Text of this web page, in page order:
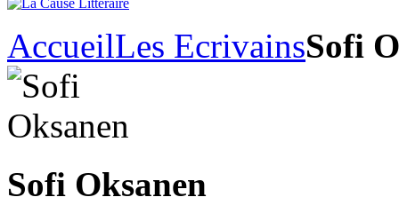
AccueilLes EcrivainsSofi
Sofi Oksanen